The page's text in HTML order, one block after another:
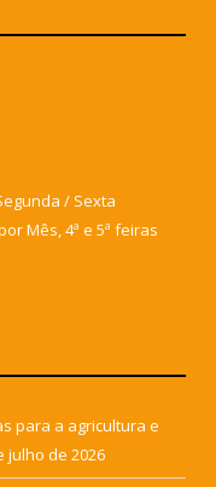
/ Sexta
Mês, 4ª e 5ª feiras
para a agricultura e
julho de 2026